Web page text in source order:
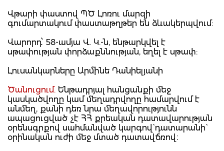
Վթարի փաստով ՊԾ Լոռու մարզի
գումարտակում փաստաթղթեր են ձևակերպվում:
Վարորդ՝ 58-ամյա Վ. Կ.-ն, ենթարկվել է
սթափության փորձաքննության, եղել է սթափ:
Լուսանկարները Արմինե Դանիելյանի
Ծանուցում. Ենթադրյալ հանցանքի մեջ
կասկածվողը կամ մեղադրվողը համարվում է
անմեղ, քանի դեռ նրա մեղավորությունն
ապացուցված չէ ՀՀ քրեական դատավարության
օրենսգրքով սահմանված կարգով` դատարանի`
օրինական ուժի մեջ մտած դատավճռով։